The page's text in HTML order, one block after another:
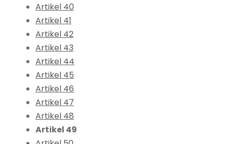
Artikel 40
Artikel 41
Artikel 42
Artikel 43
Artikel 44
Artikel 45
Artikel 46
Artikel 47
Artikel 48
Artikel 49